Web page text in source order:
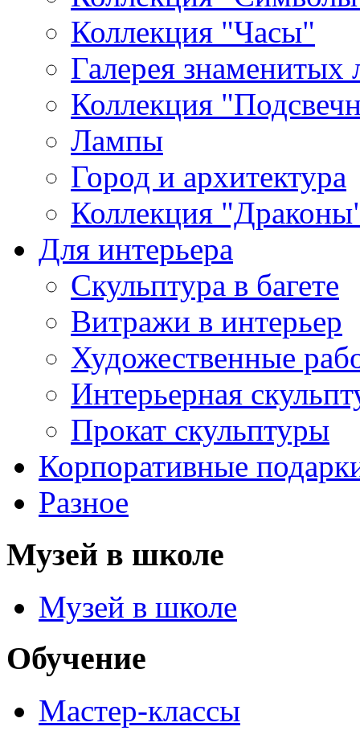
Коллекция "Часы"
Галерея знаменитых
Коллекция
Лампы
Город и архитектура
Коллекция
Для интерьера
Скульптура в багете
Витражи в интерьер
Художественные
Интерьерная
Прокат скульптуры
Корпоративные
Разное
Музей в школе
Музей в школе
Обучение
Мастер-классы